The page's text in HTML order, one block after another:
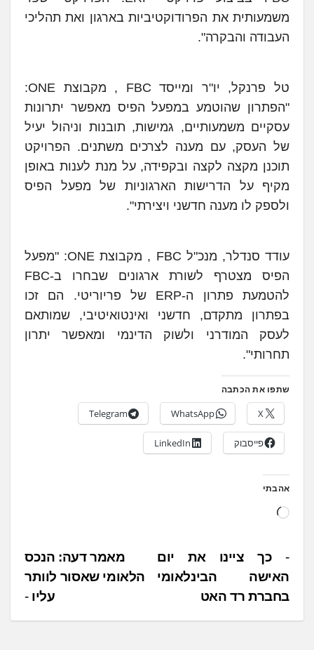
משמעותית את הפרודוקטיביות בארגון ואת תהליכי
העבודה והבקרה".
טל פרנקל, יו"ר ומייסד FBC , מקבוצת ONE:
"הפתרון שהוטמע במפעל הפיס מאפשר יתרונות
עסקיים משמעותיים, גמישות, תובנות וניהול יעיל
של העסק, עם מענה לצרכים משתנים. הפרויקט
תוכנן מקצה לקצה ובקפידה, על מנת לענות באופן
מקיף על הדרישות הארגוניות של מפעל הפיס
ולספק לו מענה חדשני ויצירתי".
עודד סנדלר, מנכ"ל FBC , מקבוצת ONE: "מפעל
הפיס מצטרף לשורת ארגונים שבחרו ב-FBC
להטמעת פתרון ה-ERP של פריוריטי. הם זכו
בפתרון מתקדם, חדשני ואינטואיטיבי, שמותאם
לעסק המודרני ולשוק הדינמי ומאפשר יתרון
תחרותי".
שתפו את הכתבה
X
WhatsApp
Telegram
פייסבוק LinkedIn
אהבתי
ט
ן
.
נ
י
ו
מאמר דעה: הנכס
הלאומי שאסור לוותר
עליו
כך ציינו את יום
האישה הבינלאומי
בחברת רד האט